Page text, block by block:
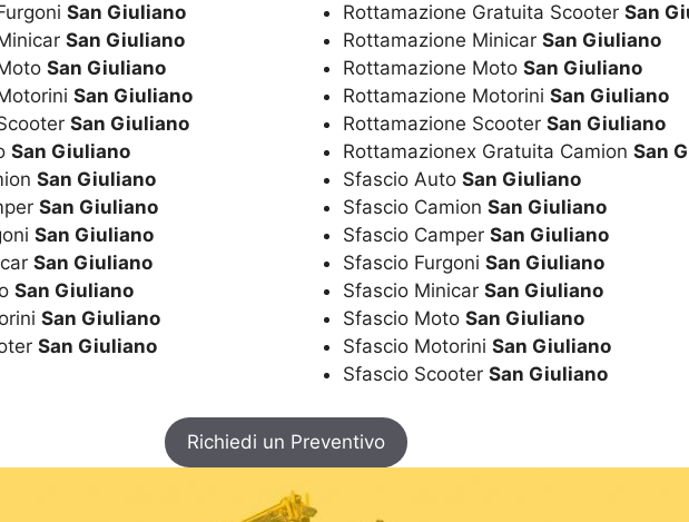
San Giuliano
San Giuliano
San Giuliano
San Giuliano
San Giuliano
San Giuliano
San Giuliano
San Giuliano
San Giuliano
San Giuliano
San Giuliano
San Giuliano
San Giuliano
Rottamazione Gratuita Scooter San
Rottamazione Minicar San Giuliano
Rottamazione Moto San Giuliano
Rottamazione Motorini San Giuliano
Rottamazione Scooter San Giuliano
Rottamazionex Gratuita Camion San
Sfascio Auto San Giuliano
Sfascio Camion San Giuliano
Sfascio Camper San Giuliano
Sfascio Furgoni San Giuliano
Sfascio Minicar San Giuliano
Sfascio Moto San Giuliano
Sfascio Motorini San Giuliano
Sfascio Scooter San Giuliano
Richiedi un Preventivo